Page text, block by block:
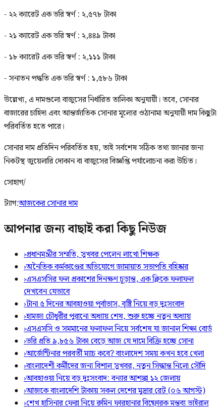
- ২২ ক্যারেট এক ভরি স্বর্ণ : ২,৫৭৮ টাকা
- ২১ ক্যারেট এক ভরি স্বর্ণ : ২,৪৪৯ টাকা
- ১৮ ক্যারেট এক ভরি স্বর্ণ : ২,১১১ টাকা
- সনাতন পদ্ধতি এক ভরি স্বর্ণ : ১,৫৮৬ টাকা
উল্লেখ্য, এ দামগুলো বাজুসের নির্ধারিত তালিকা অনুযায়ী। তবে, সোনার
বাজারের চাহিদা এবং আন্তর্জাতিক সোনার মূল্যের ওঠানামা অনুযায়ী দাম কিছুটা
পরিবর্তিত হতে পারে।
সোনার দাম প্রতিদিন পরিবর্তিত হয়, তাই সর্বশেষ সঠিক তথ্য জানার জন্য
নিকটস্থ জুয়েলারি দোকান বা বাজুসের বিজ্ঞপ্তি পর্যালোচনা করা উচিত।
সোহাগ/
ট্যাগ:আজকের সোনার দাম
আপনার জন্য বাছাই করা কিছু নিউজ
›প্রধানমন্ত্রীর সম্মতি, সুখবর পেলেন লাখো শিক্ষক
›অনৈতিক কর্মকাণ্ডের অভিযোগে জামায়াত সভাপতি বহিষ্কার
›এসএসসির ফল প্রকাশের দিনক্ষণ চূড়ান্ত, এক ক্লিকে ফলাফল
দেখবেন যেভাবে
›টানা ৫ দিনের আবহাওয়া পূর্বাভাস, বৃষ্টি নিয়ে বড় দুঃসংবাদ
›হামজা চৌধুরীর পুরানো অধ্যায় শেষ, শুরু হচ্ছে নতুন অধ্যায়
›এসএসসি ও সমমানের ফলাফল নিয়ে সর্বশেষ যা জানাল শিক্ষা বোর্ড
›ভরি প্রতি ৯,৮৫৬ টাকা বেড়ে আজ যে দামে বিক্রি হচ্ছে সোনা
›আর্জেন্টিনার পরবর্তী ম্যাচ কবে? বাংলাদেশ সময় কখন হবে খেলা
›বাংলাদেশী কর্মীদের জন্য বিশাল সুখবর, নতুন সিদ্ধান্ত নিলো সৌদি
›আবহাওয়া নিয়ে বড় দুঃসংবাদ: বন্যার আশঙ্কা ১২ জেলায়
›আজকে বাংলাদেশি টাকায় সকল দেশের মুদ্রার রেট (০৬ আগস্ট)
›শেখ হাসিনার ফেরা নিয়ে রুমিন ফারহানার বিষ্ফোরক মন্তব্য ভাইরাল